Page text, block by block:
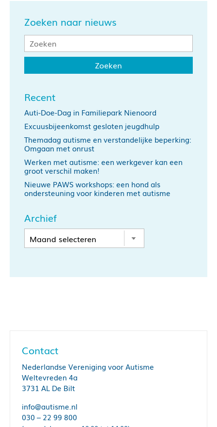
Zoeken naar nieuws
Recent
Auti-Doe-Dag in Familiepark Nienoord
Excuusbijeenkomst gesloten jeugdhulp
Themadag autisme en verstandelijke beperking:
Omgaan met onrust
Werken met autisme: een werkgever kan een
groot verschil maken!
Nieuwe PAWS workshops: een hond als
ondersteuning voor kinderen met autisme
Archief
Contact
Nederlandse Vereniging voor Autisme
Weltevreden 4a
3731 AL De Bilt
info@autisme.nl
030 – 22 99 800